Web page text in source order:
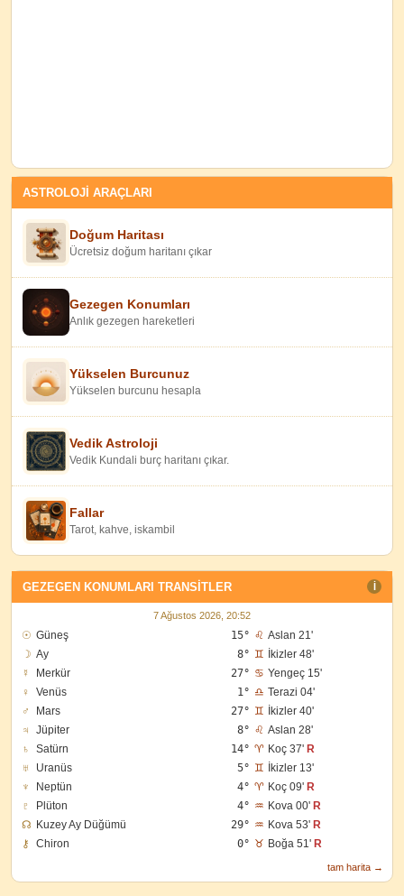
ASTROLOJİ ARAÇLARI
Doğum Haritası
Ücretsiz doğum haritanı çıkar
Gezegen Konumları
Anlık gezegen hareketleri
Yükselen Burcunuz
Yükselen burcunu hesapla
Vedik Astroloji
Vedik Kundali burç haritanı çıkar.
Fallar
Tarot, kahve, iskambil
GEZEGEN KONUMLARI TRANSITLER
7 Ağustos 2026, 20:52
☉ Güneş 15° ♌ Aslan 21'
☽ Ay 8° ♊ İkizler 48'
☿
Merkür 27° ♋ Yengeç 15'
♀
Venüs 1° ♎ Terazi 04'
♂
Mars 27° ♊ İkizler 40'
♃
Jüpiter 8° ♌ Aslan 28'
♄
Satürn 14° ♈ Koç 37' R
♅
Uranüs 5° ♊ İkizler 13'
♆
Neptün 4° ♈ Koç 09' R
♇
Plüton 4° ♒ Kova 00' R
☊ Kuzey Ay Düğümü 29° ♒ Kova 53' R
⚷
Chiron 0° ♉ Boğa 51' R
tam harita →